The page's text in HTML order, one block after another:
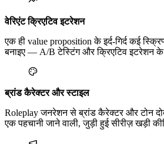
वेरिएंट क्रिएटिव इटरेशन
एक ही value proposition के इर्द-गिर्द कई
बनाइए — A/B टेस्टिंग और क्रिएटिव इटरेशन के
ब्रांड कैरेक्टर और स्टाइल
Roleplay जनरेशन से ब्रांड कैरेक्टर और टोन
एक पहचानी जाने वाली, जुड़ी हुई सीरीज़ खड़ी